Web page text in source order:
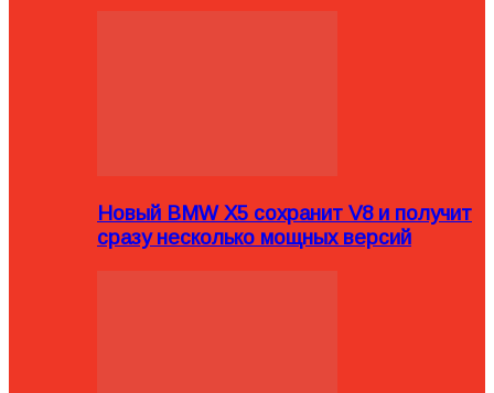
Новый BMW X5 сохранит V8 и получит
сразу несколько мощных версий